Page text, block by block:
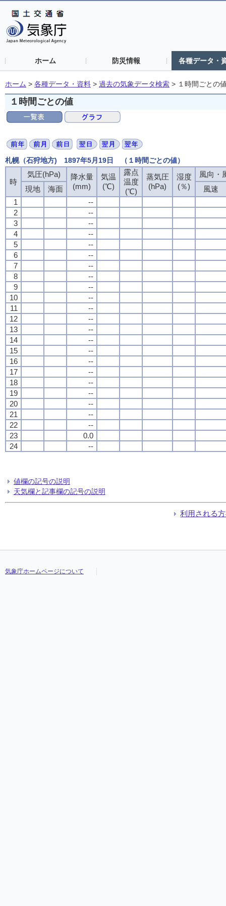
ホーム 防災情報 各種データ・
ホーム > 各種データ・資料 > 過去の気象データ検索 > １時間ごとの
１時間ごとの値
札幌（石狩地方) 1897年5月19日 （１時間ごとの値）
時
気圧(hPa)
降水量
(mm)
気温
(℃)
露点
温度
(℃)
蒸気圧
(hPa)
湿度
(％)
風向・
現地
海面
風速
1
--
2
--
3
--
4
--
5
--
6
--
7
--
8
--
9
--
10
--
11
--
12
--
13
--
14
--
15
--
16
--
17
--
18
--
19
--
20
--
21
--
22
--
23
0.0
24
--
値欄の記号の説明
天気欄と記事欄の記号の説明
利用される
気象庁ホームページについて